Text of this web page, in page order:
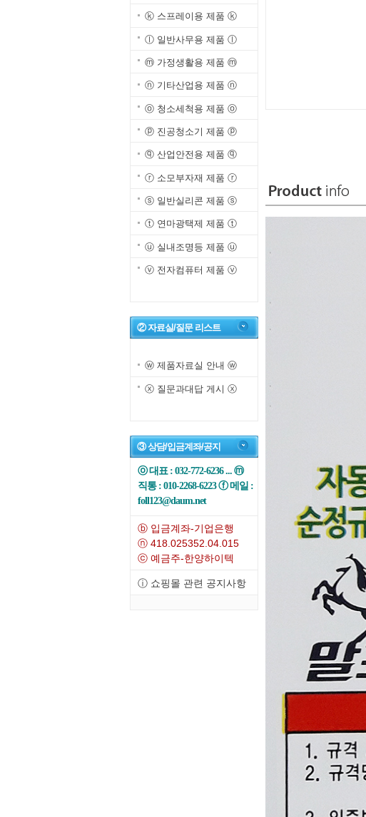
ⓚ 스프레이용 제품 ⓚ
ⓛ 일반사무용 제품 ⓛ
ⓜ 가정생활용 제품 ⓜ
ⓝ 기타산업용 제품 ⓝ
ⓞ 청소세척용 제품 ⓞ
ⓟ 진공청소기 제품 ⓟ
ⓠ 산업안전용 제품 ⓠ
ⓡ 소모부자재 제품 ⓡ
ⓢ 일반실리콘 제품 ⓢ
ⓣ 연마광택제 제품 ⓣ
ⓤ 실내조명등 제품 ⓤ
ⓥ 전자컴퓨터 제품 ⓥ
② 자료실/질문 리스트
ⓦ 제품자료실 안내 ⓦ
ⓧ 질문과대답 게시 ⓧ
③ 상담/입금계좌/공지
ⓞ 대표 : 032-772-6236 ... ⓜ
직통 : 010-2268-6223 ⓕ 메일 :
foll123@daum.net
ⓑ 입금계좌-기업은행
ⓝ 418.025352.04.015
ⓒ 예금주-한양하이텍
ⓘ 쇼핑몰 관련 공지사항